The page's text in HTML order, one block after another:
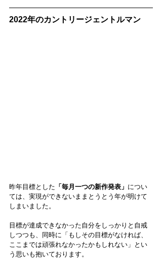
2022年のカントリージェントルマン
昨年目標とした 「毎月一つの新作発表」 につい
ては、実現ができないままとうとう年が明けて
しまいました。
目標が達成できなかった自分をしっかりと自戒
しつつも、同時に「もしその目標がなければ、
ここまでは頑張れなかったかもしれない」とい
う思いも抱いております。